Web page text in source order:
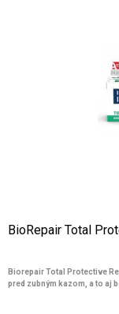
BioRepair Total
Biorepair Total Protective
pred zubným kazom, a to aj